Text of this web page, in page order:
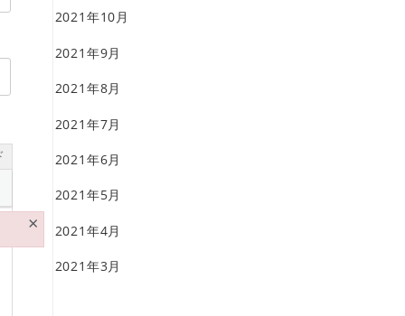
2021年10月
2021年9月
2021年8月
2021年7月
2021年6月
2021年5月
2021年4月
2021年3月
×